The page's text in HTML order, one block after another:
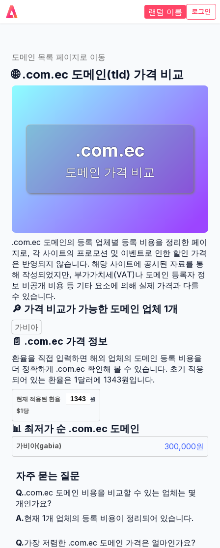
랜덤 이름 로그인
도메인 목록 페이지로 이동
🌐.com.ec 도메인(tld) 가격 비교
.com.ec
도메인 가격 비교
.com.ec 도메인의 등록 업체별 등록 비용을 정리한 페이
지로, 각 사이트의 프로모션 및 이벤트로 인한 할인 가격
은 반영되지 않습니다. 해당 사이트에 공시된 자료를 통
해 작성되었지만, 부가가치세(VAT)나 도메인 등록자 정
보 비공개 비용 등 기타 요소에 의해 실제 가격과 다를
수 있습니다.
🔎 가격 비교가 가능한 도메인 업체 1개
가비아
📄 .com.ec 가격 정보
환율을 직접 입력하면 해외 업체의 도메인 등록 비용을
더 정확하게 .com.ec 확인해 볼 수 있습니다. 초기 적용
되어 있는 환율은 1달러에 1343원입니다.
현재 적용된 환율
$1당
원
📊 최저가 순 .com.ec 도메인
가비아(gabia) 300,000원
자주 묻는 질문
Q..com.ec 도메인 비용을 비교할 수 있는 업체는 몇
개인가요?
A.현재 1개 업체의 등록 비용이 정리되어 있습니다.
Q.가장 저렴한 .com.ec 도메인 가격은 얼마인가요?